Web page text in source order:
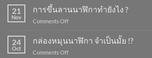
21
Nov
การขึ้นลานนาฬิกาทำยังไง ?
Comments Offon
ลาน
นาฬิกา
24
Oct
กล่องหมุนนาฬิกา จำเป็นมั้ย !?
Comments Offon